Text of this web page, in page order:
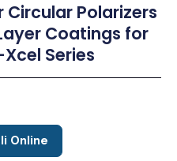
Circular Polarizers
Coatings for
Series
Online